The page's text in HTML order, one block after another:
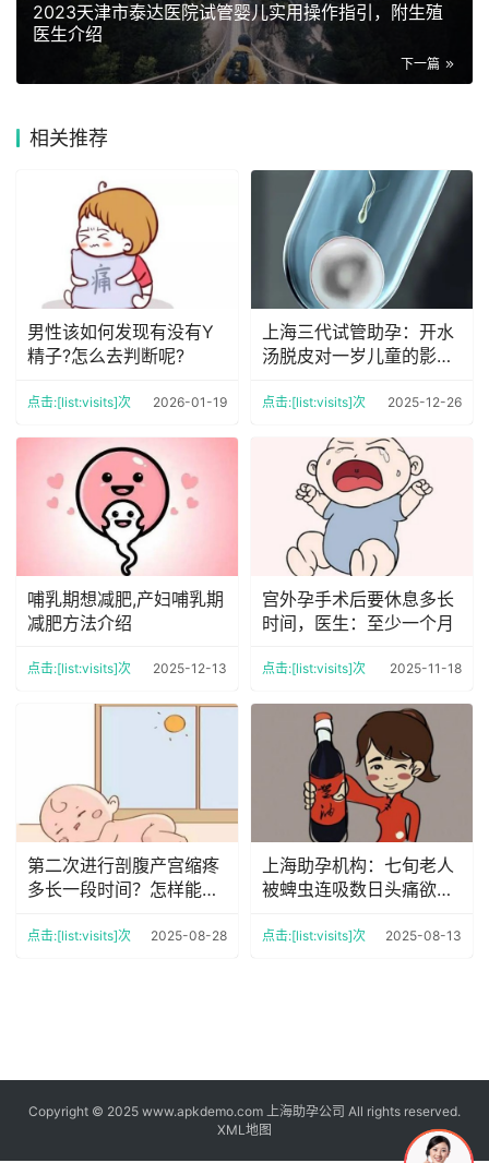
2023天津市泰达医院试管婴儿实用操作指引，附生殖
医生介绍
下一篇
相关推荐
男性该如何发现有没有Y
精子?怎么去判断呢?
点击:[list:visits]次 2026-01-19
上海三代试管助孕：开水
汤脱皮对一岁儿童的影响,
点击:[list:visits]次 2025-12-26
哺乳期想减肥,产妇哺乳期
减肥方法介绍
点击:[list:visits]次 2025-12-13
宫外孕手术后要休息多长
时间，医生：至少一个月
点击:[list:visits]次 2025-11-18
第二次进行剖腹产宫缩疼
多长一段时间？怎样能够
点击:[list:visits]次 2025-08-28
上海助孕机构：七旬老人
被蜱虫连吸数日头痛欲
呆多久
点击:[list:visits]次 2025-08-13
Copyright © 2025 www.apkdemo.com 上海助孕公司 All rights reserved.
XML地图